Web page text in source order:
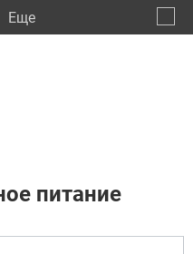
Eще
питание